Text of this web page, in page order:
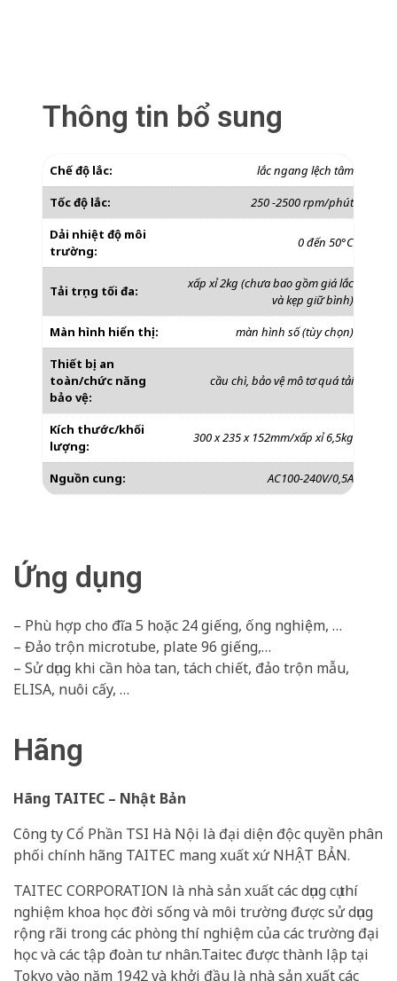
Thông tin bổ sung
Chế độ lắc:
lắc ngang lệch tâm
Tốc độ lắc:
250 -2500 rpm/phút
Dải nhiệt độ môi
trường:
0 đến 50°C
Tải trọng tối đa:
xấp xỉ 2kg (chưa bao gồm giá lắc
và kẹp giữ bình)
Màn hình hiển thị:
màn hình số (tùy chọn)
Thiết bị an
toàn/chức năng
bảo vệ:
cầu chì, bảo vệ mô tơ quá tải
Kích thước/khối
lượng:
300 x 235 x 152mm/xấp xỉ 6,5kg
Nguồn cung: AC100-240V/0,5A
Ứng dụng
– Phù hợp cho đĩa 5 hoặc 24 giếng, ống nghiệm, …
– Đảo trộn microtube, plate 96 giếng,…
– Sử dụng khi cần hòa tan, tách chiết, đảo trộn mẫu,
ELISA, nuôi cấy, …
Hãng
Hãng TAITEC – Nhật Bản
Công ty Cổ Phần TSI Hà Nội là đại diện độc quyền phân
phối chính hãng TAITEC mang xuất xứ NHẬT BẢN.
TAITEC CORPORATION là nhà sản xuất các dụng cụ thí
nghiệm khoa học đời sống và môi trường được sử dụng
rộng rãi trong các phòng thí nghiệm của các trường đại
học và các tập đoàn tư nhân.Taitec được thành lập tại
Tokyo vào năm 1942 và khởi đầu là nhà sản xuất các